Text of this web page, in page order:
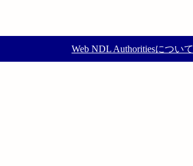
Web NDL Authoritiesについて